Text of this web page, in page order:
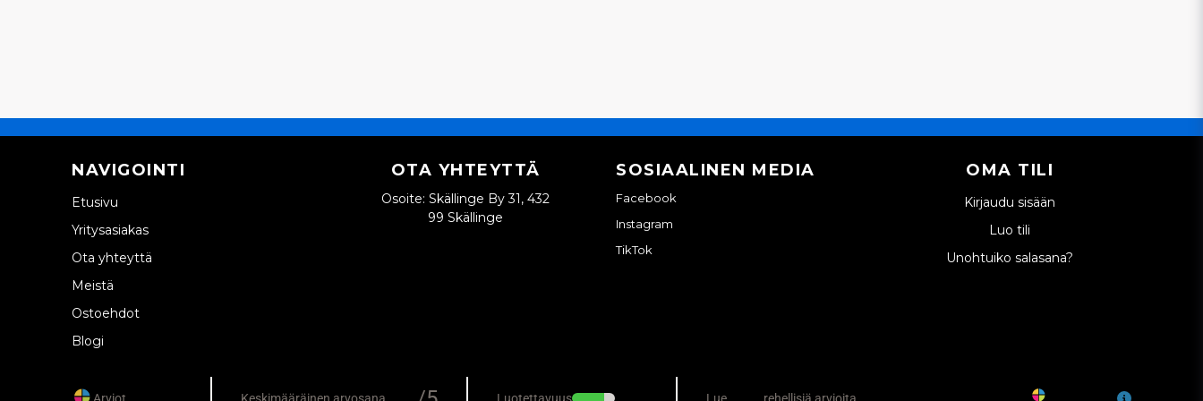
NAVIGOINTI
Etusivu
Yritysasiakas
Ota yhteyttä
Meistä
Ostoehdot
Blogi
OTA YHTEYTTÄ
Osoite: Skällinge By 31, 432
99 Skällinge
SOSIAALINEN MEDIA
Facebook
Instagram
TikTok
OMA TILI
Kirjaudu sisään
Luo tili
Unohtuiko salasana?